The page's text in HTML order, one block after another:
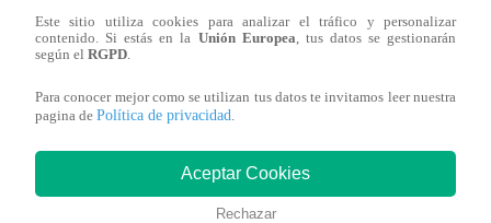
Este sitio utiliza cookies para analizar el tráfico y personalizar
contenido. Si estás en la Unión Europea , tus datos se gestionarán
según el RGPD
Para conocer mejor como se utilizan tus datos te invitamos leer nuestra
pagina de Política de privacidad
Aceptar Cookies
Rechazar